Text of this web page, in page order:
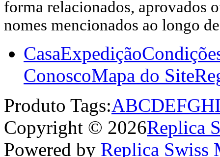
forma relacionados, aprovados
nomes mencionados ao longo
CasaExpedição
ConoscoMapa do Site
Produto Tags:ABCDEFGH
Copyright © 2026Replica
Powered by Replica Swiss